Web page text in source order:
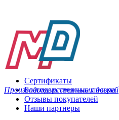
Производитель стальных дверей
Сертификаты
Благодарственные письма
Отзывы покупателей
Наши партнеры